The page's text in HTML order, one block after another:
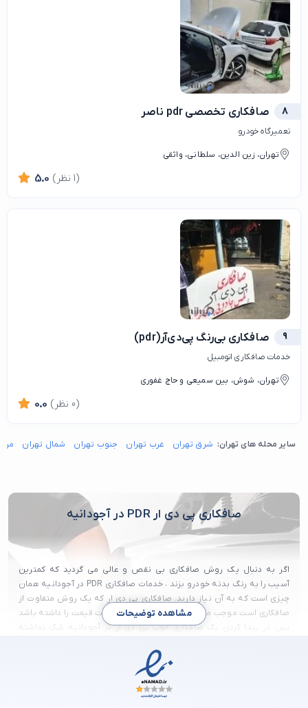
8 صافکاری تخصصی pdr ناصر
تعمیرگاه خودرو
تهران، زین الدین، سلطانی، واثقی
5.0 (1 نظر)
9 صافکاری بی‌رنگ پی‌دی‌آر(pdr)
خدمات صافکاری اتومبیل
تهران، شوش، بین سمیعی و حاج غفوری
0.0 (0 نظر)
سایر محله های تهران: شرق تهران غرب تهران جنوب تهران شمال تهران
صافکاری پی دی ار PDR در آجودانیه
اگر به دنبال یک روش صافکاری بی نقص و عالی می گردید که کمترین
آسیب را به رنگ بدنه خودرو بزند ، خدمات صافکاری PDR در آجودانیه همان
چیزی است که به آن نیاز دارید. صافکاری پی دی ار که یک روش متفاوت از
صافکاری است موجب می شود که ماشین کمترین افت قیمت را داشته باشد
پس در پیدا کردن یک صافکاری خوب پی دی ار در آجودانیه شک نداشته
محله آجودانیه یکی از محلاتی است که در منطقه یک تهران می باشد و از
لحاظ بافت شهری دارای بافتی غنی است.این محله دارای منازلی به وسعت
مشاهده توضیحات